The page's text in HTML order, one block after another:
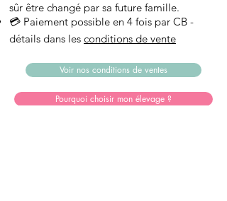
sûr être changé par sa future famille.
💳 Paiement possible en 4 fois par CB -
détails dans les conditions de vente
Voir nos conditions de ventes
Pourquoi choisir mon élevage ?